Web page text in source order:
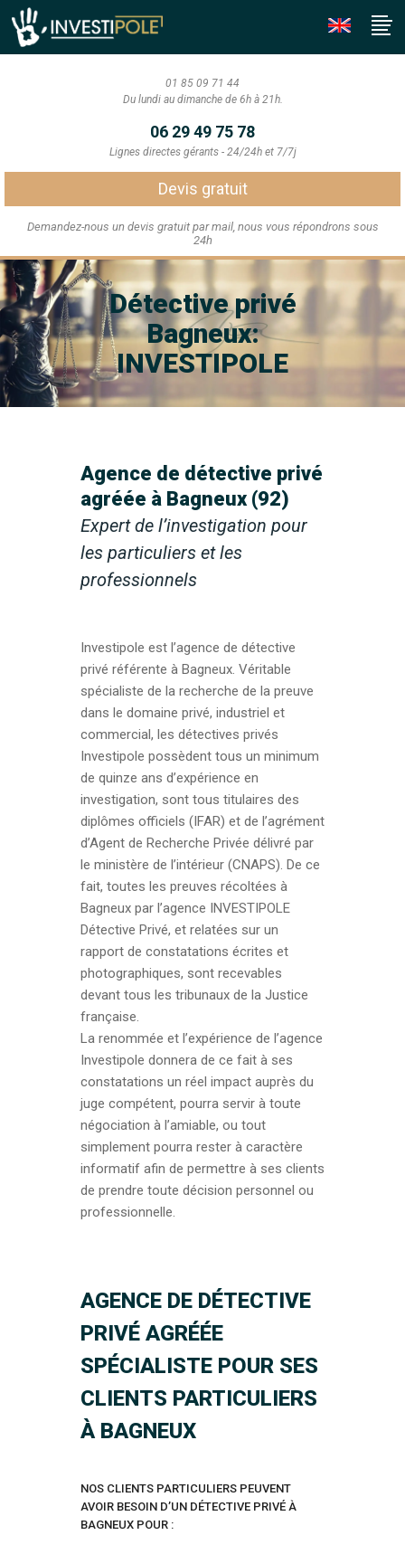
01 85 09 71 44
Du lundi au dimanche de 6h à 21h.
06 29 49 75 78
Lignes directes gérants - 24/24h et 7/7j
Devis gratuit
Demandez-nous un devis gratuit par mail, nous vous répondrons sous
24h
Détective privé
Bagneux:
INVESTIPOLE
Agence de détective privé
agréée à Bagneux (92)
Expert de l’investigation pour
les particuliers et les
professionnels
Investipole est l’agence de détective
privé référente à Bagneux. Véritable
spécialiste de la recherche de la preuve
dans le domaine privé, industriel et
commercial, les détectives privés
Investipole possèdent tous un minimum
de quinze ans d’expérience en
investigation, sont tous titulaires des
diplômes officiels (IFAR) et de l’agrément
d’Agent de Recherche Privée délivré par
le ministère de l’intérieur (CNAPS). De ce
fait, toutes les preuves récoltées à
Bagneux par l’agence INVESTIPOLE
Détective Privé, et relatées sur un
rapport de constatations écrites et
photographiques, sont recevables
devant tous les tribunaux de la Justice
française.
La renommée et l’expérience de l’agence
Investipole donnera de ce fait à ses
constatations un réel impact auprès du
juge compétent, pourra servir à toute
négociation à l’amiable, ou tout
simplement pourra rester à caractère
informatif afin de permettre à ses clients
de prendre toute décision personnel ou
professionnelle.
AGENCE DE DÉTECTIVE
PRIVÉ AGRÉÉE
SPÉCIALISTE POUR SES
CLIENTS PARTICULIERS
À BAGNEUX
NOS CLIENTS PARTICULIERS PEUVENT
AVOIR BESOIN D’UN DÉTECTIVE PRIVÉ À
BAGNEUX POUR :